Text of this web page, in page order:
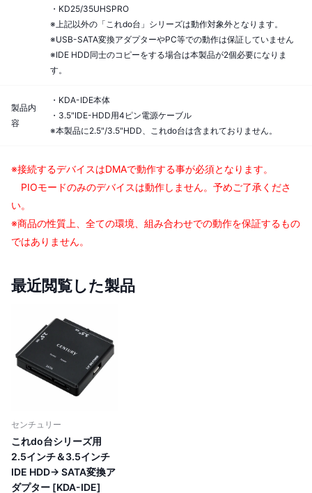
・KD25/35UHSPRO
※上記以外の「これdo台」シリーズは動作対象外となります。
※USB-SATA変換アダプターやPC等での動作は保証していません
※IDE HDD同士のコピーをする場合は本製品が2個必要になりま
す。
製品内
容
・KDA-IDE本体
・3.5"IDE-HDD用4ピン電源ケーブル
※本製品に2.5"/3.5"HDD、これdo台は含まれておりません。
※接続するデバイスはDMAで動作する事が必須となります。
PIOモードのみのデバイスは動作しません。予めご了承くださ
い。
※商品の性質上、全ての環境、組み合わせでの動作を保証するもの
ではありません。
最近閲覧した製品
センチュリー
これdo台シリーズ用
2.5インチ＆3.5インチ
IDE HDD→ SATA変換ア
ダプター [KDA-IDE]